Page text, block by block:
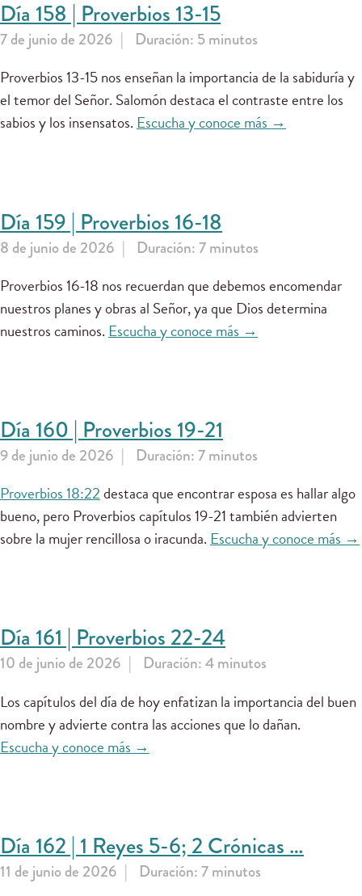
Día 158 | Proverbios 13-15
7 de junio de 2026 Duración: 5 minutos
Proverbios 13-15 nos enseñan la importancia de la sabiduría y
el temor del Señor. Salomón destaca el contraste entre los
sabios y los insensatos.Escucha y conoce más →
Día 159 | Proverbios 16-18
8 de junio de 2026 Duración: 7 minutos
Proverbios 16-18 nos recuerdan que debemos encomendar
nuestros planes y obras al Señor, ya que Dios determina
nuestros caminos. Escucha y conoce más →
Día 160 | Proverbios 19-21
9 de junio de 2026 Duración: 7 minutos
Proverbios 18:22destaca que encontrar esposa es hallar algo
bueno, pero Proverbios capítulos 19-21 también advierten
sobre la mujer rencillosa o iracunda.Escucha y conoce más →
Día 161 | Proverbios 22-24
10 de junio de 2026 Duración: 4 minutos
Los capítulos del día de hoy enfatizan la importancia del buen
nombre y advierte contra las acciones que lo dañan.
Escucha y conoce más →
Día 162 | 1 Reyes 5-6; 2 Crónicas …
11 de junio de 2026 Duración: 7 minutos